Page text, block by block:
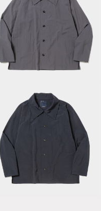
Nylon Coverall/Grey
Nylon Coverall/Off
Black